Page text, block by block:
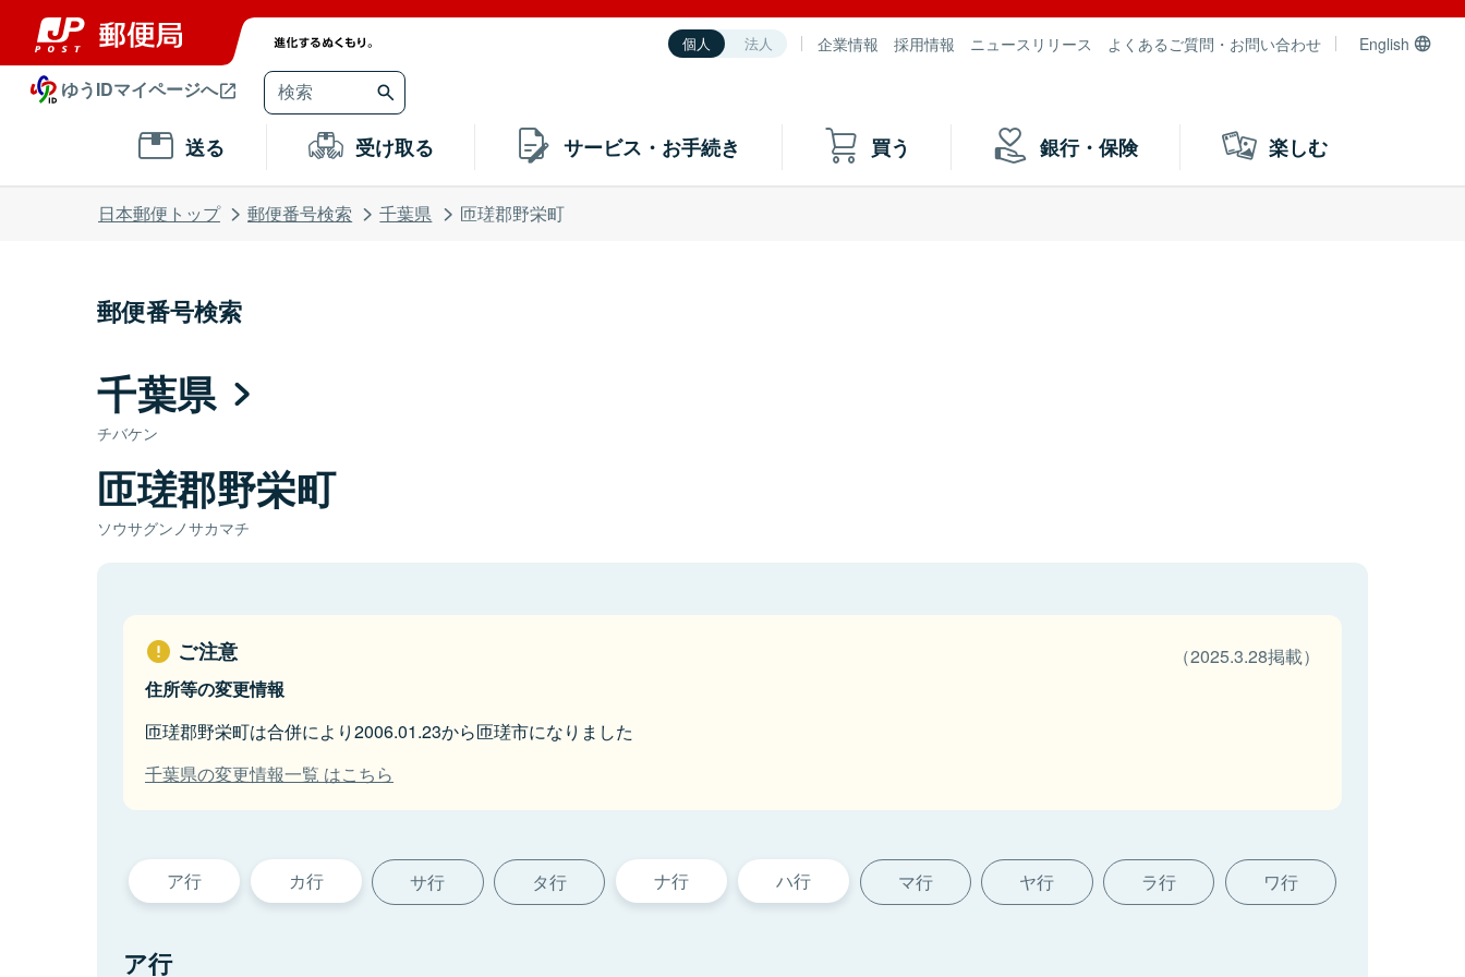
個人 法人 企業情報 採用情報 ニュースリリース よくあるご質問・お問い合わせ English
ゆうIDマイページへ
送る 受け取る サービス・お手続き 買う 銀行・保険 楽しむ
日本郵便トップ 郵便番号検索 千葉県 匝瑳郡野栄町
郵便番号検索
千葉県
チバケン
匝瑳郡野栄町
ソウサグンノサカマチ
ご注意
（2025.3.28掲載）
住所等の変更情報
匝瑳郡野栄町は合併により2006.01.23から匝瑳市になりました
千葉県の変更情報一覧 はこちら
ア行 カ行 サ行 タ行 ナ行 ハ行 マ行 ヤ行 ラ行 ワ行
ア行